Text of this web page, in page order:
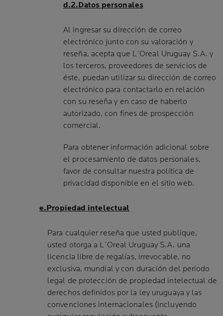
d.2.Datos personales
Al ingresar su dirección de correo
electrónico junto con su valoración y
reseña, acepta que L´Oreal Uruguay S.A. y
los terceros, proveedores de servicios de
éste, puedan utilizar su dirección de correo
electrónico para contactarlo en relación
con su reseña y en caso de haberlo
autorizado, con fines de prospección
comercial.
Para obtener información adicional sobre
el procesamiento de datos personales,
favor de consultar nuestra política de
privacidad disponible en el sitio web.
e.Propiedad intelectual
Para cualquier reseña que usted publique,
usted otorga a L´Oreal Uruguay S.A. una
licencia libre de regalías, irrevocable, no
exclusiva, mundial y con duración del periodo
legal de protección de propiedad intelectual de
derechos definidos por la ley uruguaya y las
convenciones internacionales (incluyendo